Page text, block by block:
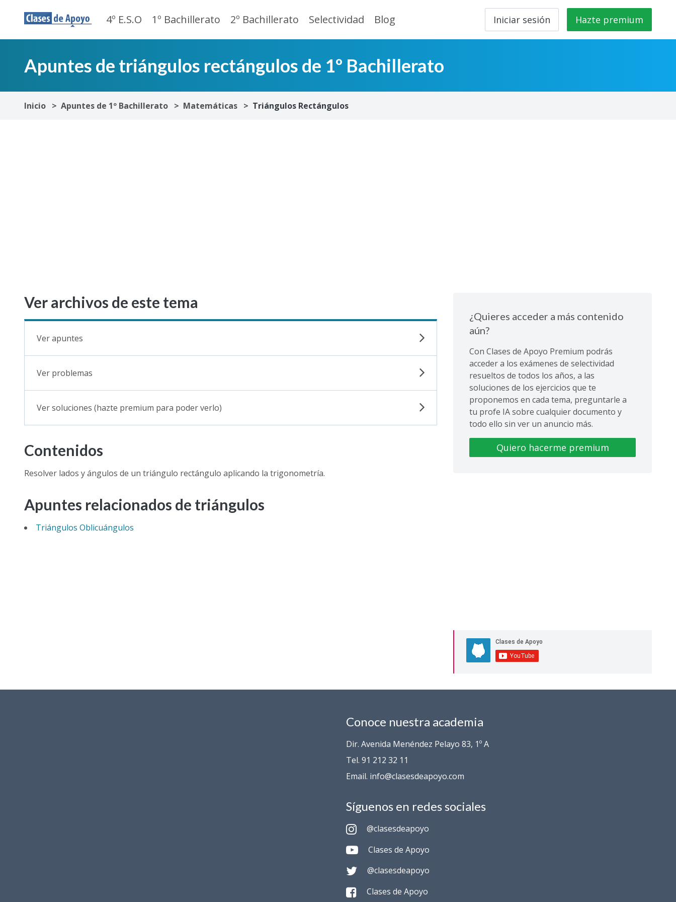
4º E.S.O 1º Bachillerato 2º Bachillerato Selectividad Blog Iniciar sesión Hazte premium
Apuntes de triángulos rectángulos de 1º Bachillerato
Inicio Apuntes de 1º Bachillerato Matemáticas Triángulos Rectángulos
Ver archivos de este tema
Ver apuntes
Ver problemas
Ver soluciones (hazte premium para poder verlo)
Contenidos
Resolver lados y ángulos de un triángulo rectángulo aplicando la trigonometría.
Apuntes relacionados de triángulos
Triángulos Oblicuángulos
¿Quieres acceder a más contenido
aún?
Con Clases de Apoyo Premium podrás
acceder a los exámenes de selectividad
resueltos de todos los años, a las
soluciones de los ejercicios que te
proponemos en cada tema, preguntarle a
tu profe IA sobre cualquier documento y
todo ello sin ver un anuncio más.
Quiero hacerme premium
Conoce nuestra academia
Dir. Avenida Menéndez Pelayo 83, 1º A
Tel. 91 212 32 11
Email. info@clasesdeapoyo.com
Síguenos en redes sociales
@clasesdeapoyo
Clases de Apoyo
@clasesdeapoyo
Clases de Apoyo